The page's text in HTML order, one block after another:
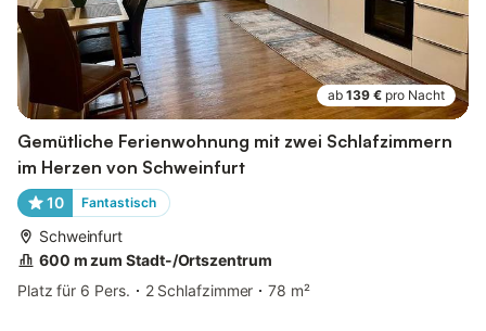
ab 139 € pro Nacht
Gemütliche Ferienwohnung mit zwei Schlafzimmern
im Herzen von Schweinfurt
10 Fantastisch
Schweinfurt
600 m zum Stadt-/Ortszentrum
Platz für 6 Pers.
2 Schlafzimmer 78 m²